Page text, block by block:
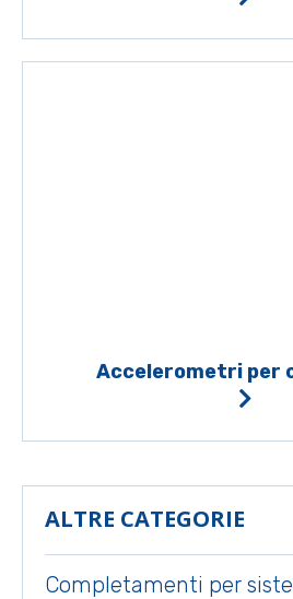
ALTRE CATEGORIE
Completamenti per
Accelerometri per